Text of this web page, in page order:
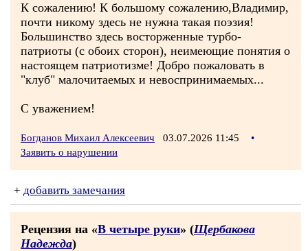
К сожалению! К большому сожалению,Владимир,
почти никому здесь не нужна такая поэзия!
Большинство здесь восторженные турбо-
патриоты (с обоих сторон), неимеющие понятия о
настоящем патриотизме! Добро пожаловать в
"клуб" малочитаемых и невоспринимаемых...
С уважением!
Богданов Михаил Алексеевич 03.07.2026 11:45
•
Заявить о нарушении
+ добавить замечания
Рецензия на «В четыре руки» (Щербакова
Надежда)